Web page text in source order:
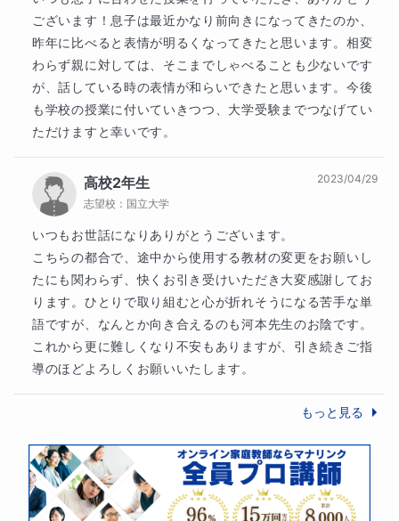
ございます！息子は最近かなり前向きになってきたのか、
昨年に比べると表情が明るくなってきたと思います。相変
わらず親に対しては、そこまでしゃべることも少ないです
が、話している時の表情が和らいできたと思います。今後
も学校の授業に付いていきつつ、大学受験までつなげてい
ただけますと幸いです。
高校2年生
志望校： 国立大学
2023/04/29
いつもお世話になりありがとうございます。
こちらの都合で、途中から使用する教材の変更をお願いし
たにも関わらず、快くお引き受けいただき大変感謝してお
ります。ひとりで取り組むと心が折れそうになる苦手な単
語ですが、なんとか向き合えるのも河本先生のお陰です。
これから更に難しくなり不安もありますが、引き続きご指
導のほどよろしくお願いいたします。
もっと見る